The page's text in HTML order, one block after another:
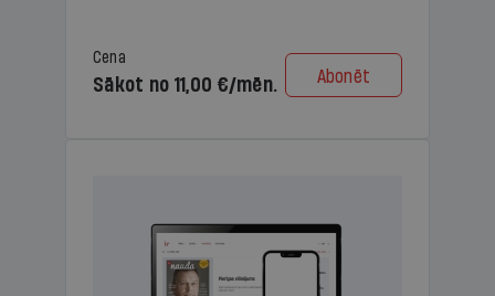
Cena
Sākot no 11,00 €/mēn. Abonēt